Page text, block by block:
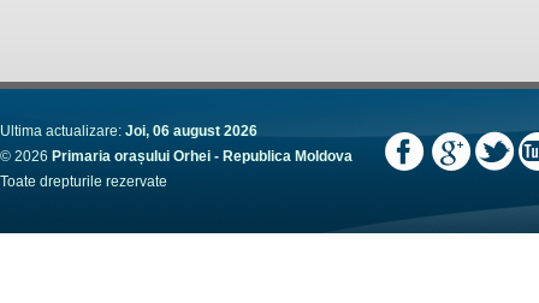
Ultima actualizare: Joi, 06 august 2026
© 2026 Primaria orașului Orhei - Republica Moldova
Toate drepturile rezervate